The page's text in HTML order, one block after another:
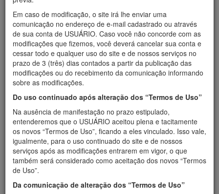
Em caso de modificação, o site irá lhe enviar uma
comunicação no endereço de e-mail cadastrado ou através
de sua conta de USUÁRIO. Caso você não concorde com as
modificações que fizemos, você deverá cancelar sua conta e
cessar todo e qualquer uso do site e de nossos serviços no
prazo de 3 (três) dias contados a partir da publicação das
modificações ou do recebimento da comunicação informando
sobre as modificações.
Do uso continuado após alteração dos “Termos de Uso”
Na ausência de manifestação no prazo estipulado,
entenderemos que o USUÁRIO aceitou plena e tacitamente
os novos “Termos de Uso”, ficando a eles vinculado. Isso vale,
igualmente, para o uso continuado do site e de nossos
serviços após as modificações entrarem em vigor, o que
também será considerado como aceitação dos novos “Termos
de Uso”.
Da comunicação de alteração dos “Termos de Uso”
Médico
CRM
Mensagem